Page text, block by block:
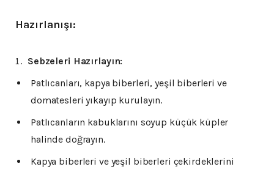
Hazırlanışı:
Sebzeleri Hazırlayın:
Patlıcanları, kapya biberleri, yeşil biberleri ve
domatesleri yıkayıp kurulayın.
Patlıcanların kabuklarını soyup küçük küpler
halinde doğrayın.
Kapya biberleri ve yeşil biberleri çekirdeklerini